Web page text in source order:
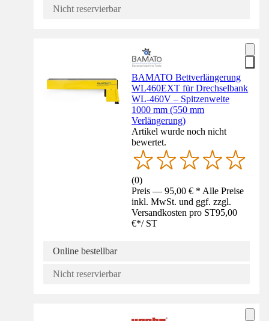
Nicht reservierbar
BAMATO Bettverlängerung
WL460EXT für Drechselbank
WL-460V – Spitzenweite
1000 mm (550 mm
Verlängerung)
Artikel wurde noch nicht
bewertet.
(0)
Preis — 95,00 € * Alle Preise
inkl. MwSt. und ggf. zzgl.
Versandkosten pro ST95,00
€*/ ST
Online bestellbar
Nicht reservierbar